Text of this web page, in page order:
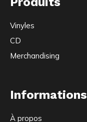
Vinyles
CD
Merchandising
Informations
À propos